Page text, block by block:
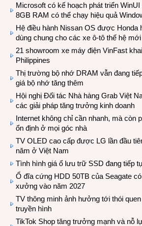
Microsoft có kế hoạch phát triển
8GB RAM có thể chạy hiệu quả
Hệ điều hành Nissan OS được Honda
dùng chung cho các xe ô-tô thế hệ mới
21 showroom xe máy điện VinFast
Philippines
Thị trường bộ nhớ DRAM vẫn đang
giá bộ nhớ tăng thêm
Hội nghị Đối tác Nhà hàng Grab Việt
các giải pháp tăng trưởng kinh doanh
Internet không chỉ cần nhanh, mà còn
ổn định ở mọi góc nhà
TV OLED cao cấp được LG lần đầu
năm ở Việt Nam
Tình hình giá ổ lưu trữ SSD đang tiếp
Ổ đĩa cứng HDD 50TB của Seagate
xưởng vào năm 2027
TV thông minh ảnh hưởng tới thói
truyền hình
TikTok Shop tăng trưởng mạnh và nỗ